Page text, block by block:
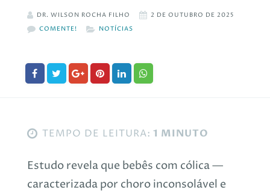
DR. WILSON ROCHA FILHO
2 DE OUTUBRO DE 2025
COMENTE!
NOTÍCIAS
TEMPO DE LEITURA: 1 MINUTO
Estudo revela que bebês com cólica —
caracterizada por choro inconsolável e